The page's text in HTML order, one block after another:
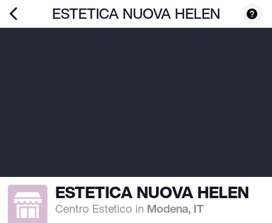
ESTETICA NUOVA HELEN
ESTETICA NUOVA HELEN
Centro Estetico in Modena, IT